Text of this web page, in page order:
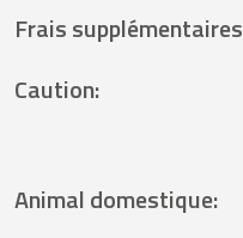
Frais supplémentaires
Caution:
Animal domestique: